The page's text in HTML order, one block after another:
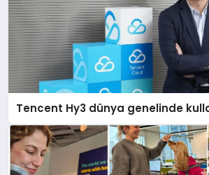
Tencent Hy3 dünya genelinde